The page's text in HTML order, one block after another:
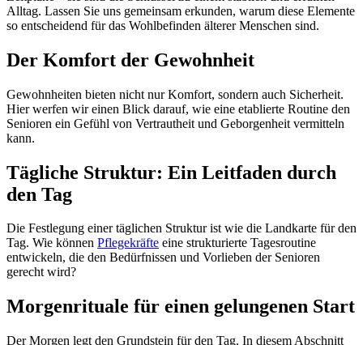
Alltag. Lassen Sie uns gemeinsam erkunden, warum diese Elemente
so entscheidend für das Wohlbefinden älterer Menschen sind.
Der Komfort der Gewohnheit
Gewohnheiten bieten nicht nur Komfort, sondern auch Sicherheit.
Hier werfen wir einen Blick darauf, wie eine etablierte Routine den
Senioren ein Gefühl von Vertrautheit und Geborgenheit vermitteln
kann.
Tägliche Struktur: Ein Leitfaden durch
den Tag
Die Festlegung einer täglichen Struktur ist wie die Landkarte für den
Tag. Wie können Pflegekräfte eine strukturierte Tagesroutine
entwickeln, die den Bedürfnissen und Vorlieben der Senioren
gerecht wird?
Morgenrituale für einen gelungenen Start
Der Morgen legt den Grundstein für den Tag. In diesem Abschnitt